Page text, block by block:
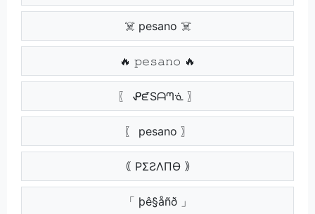
☠️ pesano ☠️
🔥 𝚙𝚎𝚜𝚊𝚗𝚘 🔥
〖 ᕵᘿSᗩᘉᓍ 〗
〖 pesano 〗
｟ PΣƧΛПӨ ｠
「 þê§åñð 」